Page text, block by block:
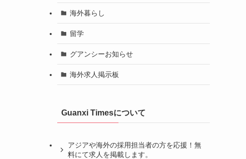
海外暮らし
留学
グアンシーお知らせ
海外求人掲示板
Guanxi Timesについて
アジアや海外の採用担当者の方を応援！無
料にて求人を掲載します。